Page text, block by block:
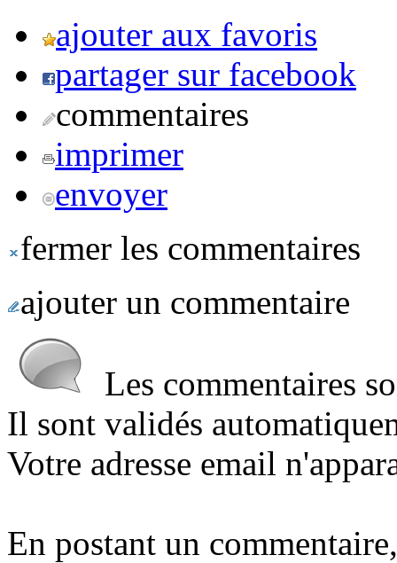
ajouter aux favoris
partager sur facebook
commentaires
imprimer
envoyer
fermer les commentaires
ajouter un commentaire
Les commentaires
Il sont validés
Votre adresse email
En postant un